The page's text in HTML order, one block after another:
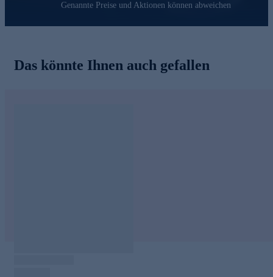
Genannte Preise und Aktionen können abweichen
Das könnte Ihnen auch gefallen